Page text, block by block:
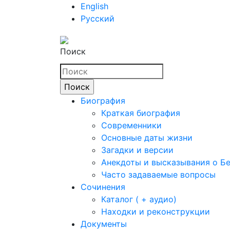
English
Русский
Поиск
Биография
Краткая биография
Современники
Основные даты жизни
Загадки и версии
Анекдоты и высказывания о
Часто задаваемые вопросы
Сочинения
Каталог ( + аудио)
Находки и реконструкции
Документы